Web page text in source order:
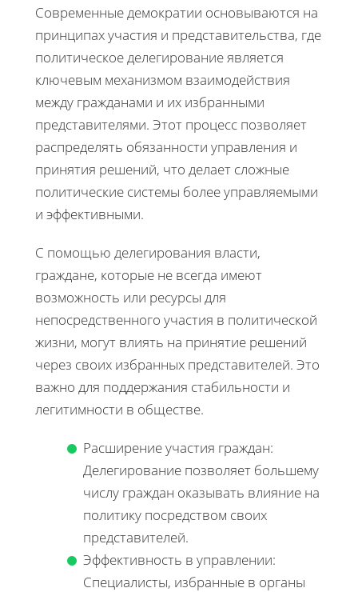
Современные демократии основываются на
принципах участия и представительства, где
политическое делегирование является
ключевым механизмом взаимодействия
между гражданами и их избранными
представителями. Этот процесс позволяет
распределять обязанности управления и
принятия решений, что делает сложные
политические системы более управляемыми
и эффективными.
С помощью делегирования власти,
граждане, которые не всегда имеют
возможность или ресурсы для
непосредственного участия в политической
жизни, могут влиять на принятие решений
через своих избранных представителей. Это
важно для поддержания стабильности и
легитимности в обществе.
Расширение участия граждан:
Делегирование позволяет большему
числу граждан оказывать влияние на
политику посредством своих
представителей.
Эффективность в управлении:
Специалисты, избранные в органы